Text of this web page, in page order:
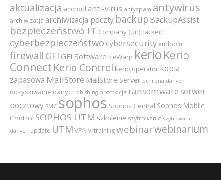
aktualizacja android anti-virus antyspam antywirus
archiwizacja archiwizacja poczty backup BackupAssist
bezpieczeństwo IT Company (Un)Hacked
cyberbezpieczeństwocybersecurity endpoint
firewall GFI GFI Software IceWarp kerio Kerio
Connect Kerio Control kerio operator kopia
zapasowa MailStore MailStore Server ochrona danych
odzyskiwanie danych phishing promocja ransomware serwer
pocztowy SMC sophos Sophos Central Sophos Mobile
Control SOPHOS UTM szkolenie szyfrowanie szyfrowanie
danych update UTM VPN vrtrainingwebinarwebinarium